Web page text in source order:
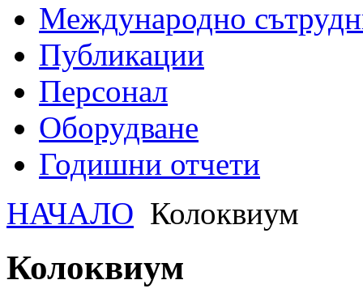
Международно
Публикации
Персонал
Оборудване
Годишни отчети
НАЧАЛО Колоквиум
Колоквиум